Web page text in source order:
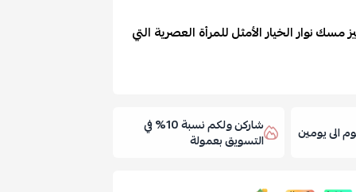
نوار الخيار الأمثل للمرأة العصرية التي
الى يومين شاركن ولكم نسبة 10% في
التسويق بعمولة